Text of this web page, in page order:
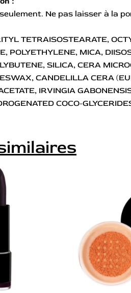
Ne pas laisser à la
TETRAISOSTEARATE,
POLYETHYLENE, MICA,
SILICA, CERA
CANDELILLA CERA
IRVINGIA
COCO-